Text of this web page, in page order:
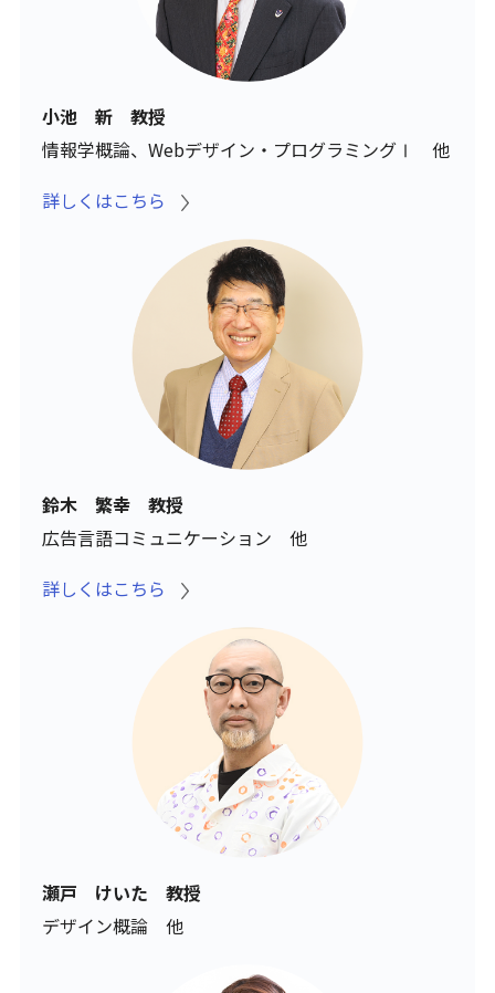
小池 新 教授
情報学概論、Webデザイン・プログラミングⅠ 他
詳しくはこちら
鈴木 繁幸 教授
広告言語コミュニケーション 他
詳しくはこちら
瀬戸 けいた 教授
デザイン概論 他